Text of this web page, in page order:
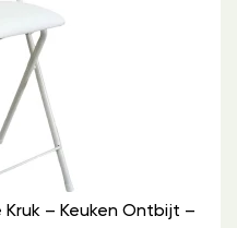
– Keuken Ontbijt –